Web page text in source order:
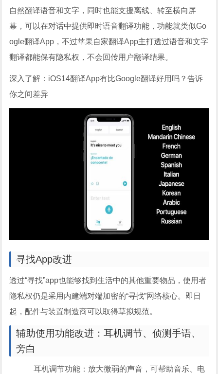
自然翻译语音和文字，同时也能支援离线、转至横向屏
幕，可以在对话中提供即时语音翻译功能，功能就类似Go
ogle翻译App，不过苹果自家翻译App主打透过语音和文字
翻译都能保有隐私权，不会回传用户翻译结果。
深入了解：iOS14翻译App有比Google翻译好用吗？告诉
你之间差异
寻找App改进
透过“寻找”app也能够找到生活中的其他重要物品，使用者
隐私权仍是采用内建端对端加密的“寻找”网络核心。即日
起，配件与装置制造商可以取得草拟规范。
辅助使用功能改进：耳机调节、侦测手语、
旁白
耳机调节功能：放大微弱的声音，可帮助音乐、电